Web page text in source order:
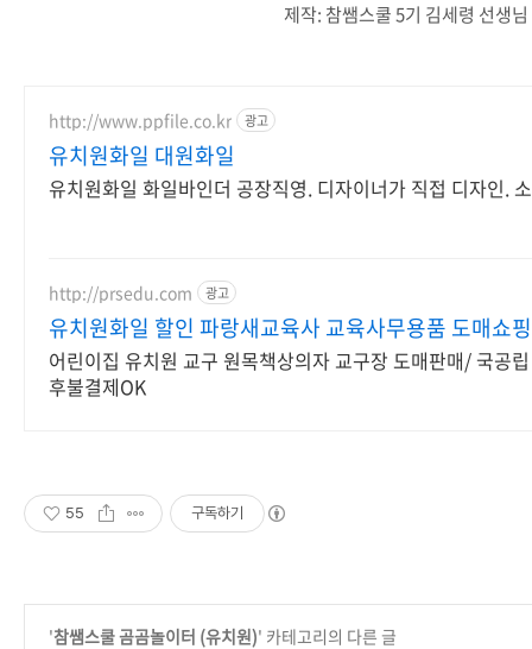
제작: 참쌤스쿨 5기 김세령 선생님
http://www.ppfile.co.kr 광고
유치원화일 대원화일
유치원화일 화일바인더 공장직영. 디자이너가 직접 디자인.
http://prsedu.com 광고
유치원화일 할인 파랑새교육사 교육사무용품 도매쇼
어린이집 유치원 교구 원목책상의자 교구장 도매판매/ 국공
후불결제OK
55 구독하기
'참쌤스쿨 곰곰놀이터 (유치원)' 카테고리의 다른 글